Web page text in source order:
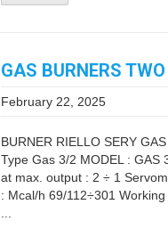
GAS BURNERS
February 22, 2025
BURNER RIELLO SERY
Type Gas 3/2 MODEL :
at max. output : 2 ÷ 1
: Mcal/h 69/112÷301